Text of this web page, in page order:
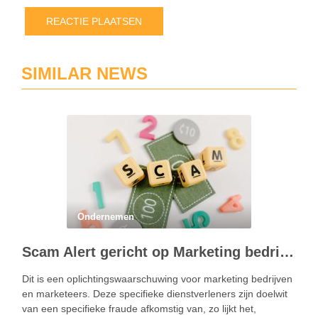
SIMILAR NEWS
Ondernemen
Scam Alert gericht op Marketing bedrijven
Dit is een oplichtingswaarschuwing voor marketing bedrijven
en marketeers. Deze specifieke dienstverleners zijn doelwit
van een specifieke fraude afkomstig van, zo lijkt het,